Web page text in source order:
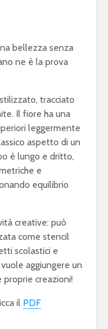
bellezza senza
ne è la prova
tracciato
Il fiore ha una
leggermente
aspetto di un
è lungo e dritto,
e
equilibrio
creative: può
come stencil
scolastici e
aggiungere un
creazioni!
il PDF